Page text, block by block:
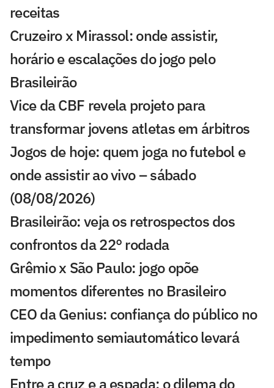
receitas
Cruzeiro x Mirassol: onde assistir,
horário e escalações do jogo pelo
Brasileirão
Vice da CBF revela projeto para
transformar jovens atletas em árbitros
Jogos de hoje: quem joga no futebol e
onde assistir ao vivo – sábado
(08/08/2026)
Brasileirão: veja os retrospectos dos
confrontos da 22° rodada
Grêmio x São Paulo: jogo opõe
momentos diferentes no Brasileiro
CEO da Genius: confiança do público no
impedimento semiautomático levará
tempo
Entre a cruz e a espada: o dilema do